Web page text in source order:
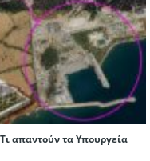
απαντούν τα Υπουργεία